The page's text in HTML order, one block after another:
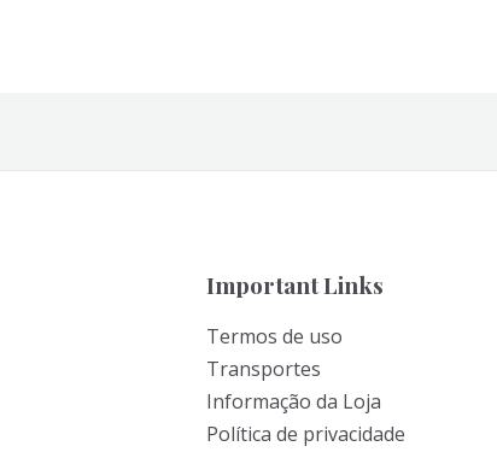
Important Links
Termos de uso
Transportes
Informação da Loja
Política de privacidade